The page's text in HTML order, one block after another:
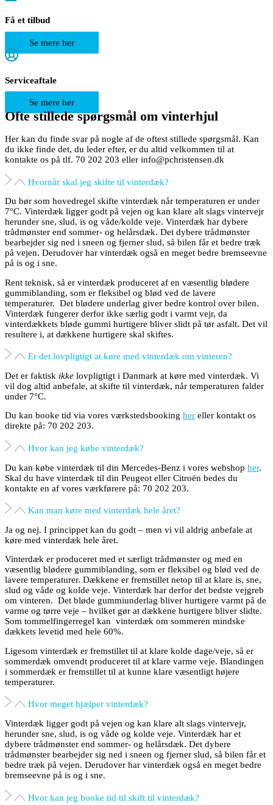
Få et tilbud
Se mere her
Serviceaftale
Se mere her
Ofte stillede spørgsmål om vinterhjul
Her kan du finde svar på nogle af de oftest stillede spørgsmål. Kan
du ikke finde det, du leder efter, er du altid velkommen til at
kontakte os på tlf. 70 202 203 eller info@pchristensen.dk
Hvornår skal jeg skifte til vinterdæk?
Du bør som hovedregel skifte vinterdæk når temperaturen er under
7°C. Vinterdæk ligger godt på vejen og kan klare alt slags vintervejr
herunder sne, slud, is og våde/kolde veje. Vinterdæk har dybere
trådmønster end sommer- og helårsdæk. Det dybere trådmønster
bearbejder sig ned i sneen og fjerner slud, så bilen får et bedre træk
på vejen. Derudover har vinterdæk også en meget bedre bremseevne
på is og i sne.
Rent teknisk, så er vinterdæk produceret af en væsentlig blødere
gummiblanding, som er fleksibel og blød ved de lavere
temperaturer. Det blødere underlag giver bedre kontrol over bilen.
Vinterdæk fungerer derfor ikke særlig godt i varmt vejr, da
vinterdækkets bløde gummi hurtigere bliver slidt på tør asfalt. Det vil
resultere i, at dækkene hurtigere skal skiftes.
Er det lovpligtigt at køre med vinterdæk om vinteren?
Det er faktisk ikke lovpligtigt i Danmark at køre med vinterdæk. Vi
vil dog altid anbefale, at skifte til vinterdæk, når temperaturen falder
under 7°C.
Du kan booke tid via vores værkstedsbooking her eller kontakt os
direkte på: 70 202 203.
Hvor kan jeg købe vinterdæk?
Du kan købe vinterdæk til din Mercedes-Benz i vores webshop her.
Skal du have vinterdæk til din Peugeot eller Citroën bedes du
kontakte en af vores værkførere på: 70 202 203.
Kan man køre med vinterdæk hele året?
Ja og nej. I princippet kan du godt – men vi vil aldrig anbefale at
køre med vinterdæk hele året.
Vinterdæk er produceret med et særligt trådmønster og med en
væsentlig blødere gummiblanding, som er fleksibel og blød ved de
lavere temperaturer. Dækkene er fremstillet netop til at klare is, sne,
slud og våde og kolde veje. Vinterdæk har derfor det bedste vejgreb
om vinteren. Det bløde gummiunderlag bliver hurtigere varmt på de
varme og tørre veje – hvilket gør at dækkene hurtigere bliver slidte.
Som tommelfingerregel kan vinterdæk om sommeren mindske
dækkets levetid med hele 60%.
Ligesom vinterdæk er fremstillet til at klare kolde dage/veje, så er
sommerdæk omvendt produceret til at klare varme veje. Blandingen
i sommerdæk er fremstillet til at kunne klare væsentligt højere
temperaturer.
Hvor meget hjælper vinterdæk?
Vinterdæk ligger godt på vejen og kan klare alt slags vintervejr,
herunder sne, slud, is og våde og kolde veje. Vinterdæk har et
dybere trådmønster end sommer- og helårsdæk. Det dybere
trådmønster bearbejder sig ned i sneen og fjerner slud, så bilen får et
bedre træk på vejen. Derudover har vinterdæk også en meget bedre
bremseevne på is og i sne.
Hvor kan jeg booke tid til skift til vinterdæk?